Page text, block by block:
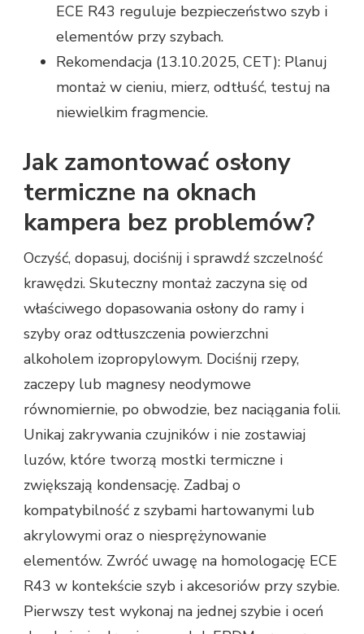
ECE R43 reguluje bezpieczeństwo szyb i
elementów przy szybach.
Rekomendacja (13.10.2025, CET): Planuj
montaż w cieniu, mierz, odtłuść, testuj na
niewielkim fragmencie.
Jak zamontować osłony
termiczne na oknach
kampera bez problemów?
Oczyść, dopasuj, dociśnij i sprawdź szczelność
krawędzi. Skuteczny montaż zaczyna się od
właściwego dopasowania osłony do ramy i
szyby oraz odtłuszczenia powierzchni
alkoholem izopropylowym. Dociśnij rzepy,
zaczepy lub magnesy neodymowe
równomiernie, po obwodzie, bez naciągania folii.
Unikaj zakrywania czujników i nie zostawiaj
luzów, które tworzą mostki termiczne i
zwiększają kondensację. Zadbaj o
kompatybilność z szybami hartowanymi lub
akrylowymi oraz o niesprężynowanie
elementów. Zwróć uwagę na homologację ECE
R43 w kontekście szyb i akcesoriów przy szybie.
Pierwszy test wykonaj na jednej szybie i oceń